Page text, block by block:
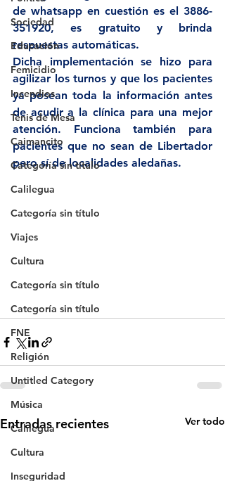
Sociedad
Educación
Femicidio
Incendios
Tenis de Mesa
Caimancito
Categoría sin título
Calilegua
Categoría sin título
Viajes
Cultura
Categoría sin título
Categoría sin título
FNE
Religión
Untitled Category
Música
Calilegua
Cultura
Inseguridad
de whatsapp en cuestión es el 3886-
351920, es gratuito y brinda
respuestas automáticas.
Dicha implementación se hizo para
agilizar los turnos y que los pacientes
ya posean toda la información antes
de acudir a la clínica para una mejor
atención. Funciona también para
pacientes que no sean de Libertador
pero sí de localidades aledañas.
Entradas recientes Ver todo